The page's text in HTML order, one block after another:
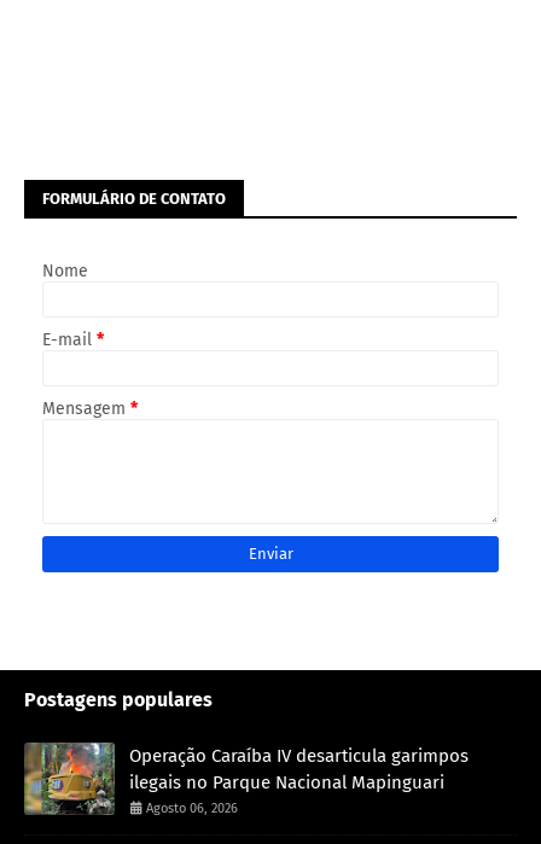
FORMULÁRIO DE CONTATO
Nome
E-mail *
Mensagem *
Postagens populares
Operação Caraíba IV desarticula garimpos
ilegais no Parque Nacional Mapinguari
Agosto 06, 2026